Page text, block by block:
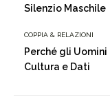
Silenzio Maschile
COPPIA & RELAZIONI
Perché gli
Cultura e Dati